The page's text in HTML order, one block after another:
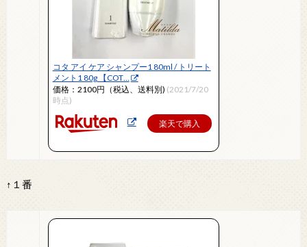
コタ アイ ケア シャンプー1 80ml / トリート
メント1 80g 【COT…
価格：2100円（税込、送料別) (2021/7/20
時点)
楽天で購入
↑１番